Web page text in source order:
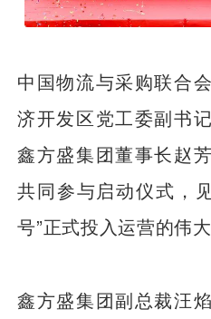
中国物流与采购联合
济开发区党工委副书
鑫方盛集团董事长赵
共同参与启动仪式，
号”正式投入运营的伟大
鑫方盛集团副总裁汪